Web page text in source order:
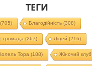
ТЕГИ
Благодійність (308)
громада (267) Ліцей (216)
Тора (188) Жіночий клуб